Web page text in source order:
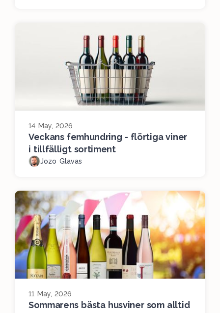
14 May, 2026
Veckans femhundring - flörtiga viner
i tillfälligt sortiment
Jozo Glavas
11 May, 2026
Sommarens bästa husviner som alltid